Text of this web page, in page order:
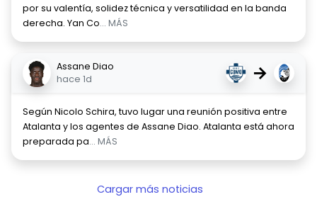
por su valentía, solidez técnica y versatilidad en la banda
derecha. Yan Co... MÁS
Assane Diao
hace 1d
→
Según Nicolo Schira, tuvo lugar una reunión positiva entre
Atalanta y los agentes de Assane Diao. Atalanta está ahora
preparada pa... MÁS
Cargar más noticias